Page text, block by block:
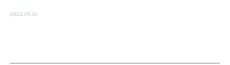
2022.05.31